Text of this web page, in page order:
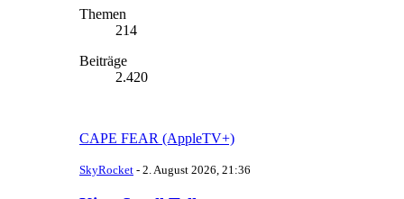
Themen
214
Beiträge
2.420
CAPE FEAR (AppleTV+)
SkyRocket - 2. August 2026, 21:36